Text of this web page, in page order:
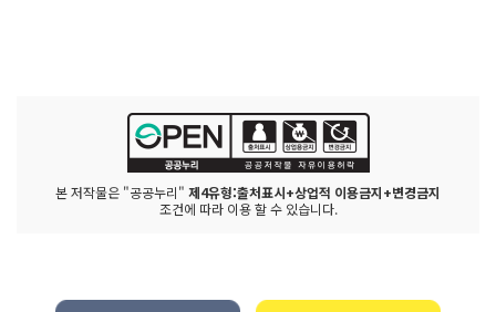
본 저작물은 "공공누리" 제4유형:출처표시+상업적 이용금지+변경금지
조건에 따라 이용 할 수 있습니다.